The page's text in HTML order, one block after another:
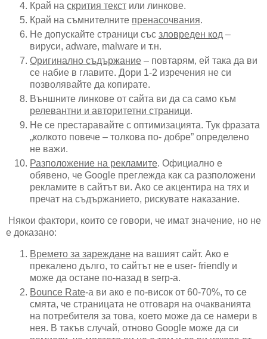
Край на скрития текст или линкове.
Край на съмнителните пренасочвания.
Не допускайте страници със зловреден код –
вируси, adware, malware и т.н.
Оригинално съдържание – повтарям, ей така да ви
се набие в главите. Дори 1-2 изречения не си
позволявайте да копирате.
Външните линкове от сайта ви да са само към
релевантни и авторитетни страници.
Не се престаравайте с оптимизацията. Тук фразата
„колкото повече – толкова по- добре” определено
не важи.
Разположение на рекламите. Официално е
обявено, че Google преглежда как са разположени
рекламите в сайтът ви. Ако се акцентира на тях и
пречат на съдържанието, рискувате наказание.
Някои фактори, които се говори, че имат значение, но не
е доказано:
Времето за зареждане на вашият сайт. Ако е
прекалено дълго, то сайтът не е user- friendly и
може да остане по-назад в serp-a.
Bounce Rate-a ви ако е по-висок от 60-70%, то се
смята, че страницата не отговаря на очакванията
на потребителя за това, което може да се намери в
нея. В такъв случай, отново Google може да си